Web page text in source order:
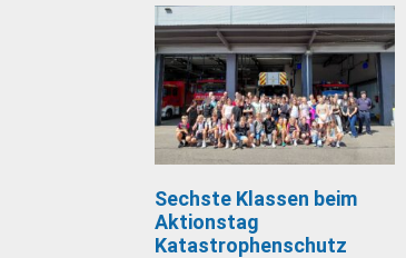
Sechste Klassen beim
Aktionstag
Katastrophenschutz